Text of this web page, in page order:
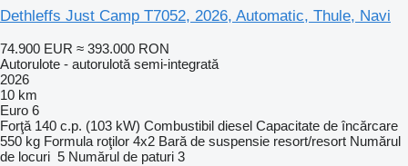
Dethleffs Just Camp T7052, 2026, Automatic, Thule, Navi
74.900 EUR ≈ 393.000 RON
Autorulote - autorulotă semi-integrată
2026
10 km
Euro 6
Forţă 140 c.p. (103 kW) Combustibil diesel Capacitate de încărcare
550 kg Formula roţilor 4x2 Bară de suspensie resort/resort Numărul
de locuri 5 Numărul de paturi 3